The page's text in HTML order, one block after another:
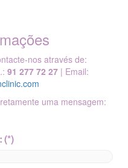
nos através de:
91 277 72 27| Email:
uma mensagem:
(*)